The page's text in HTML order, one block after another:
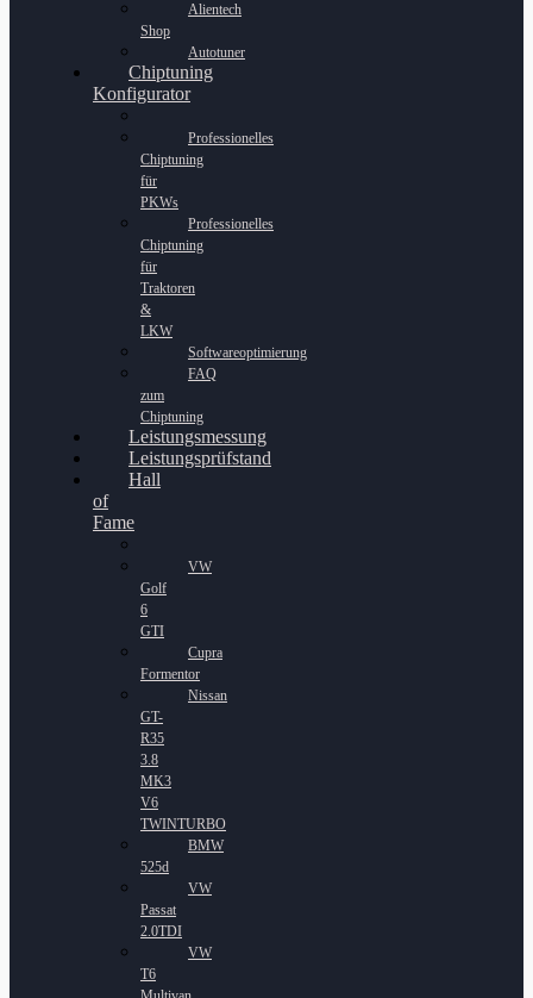
Alientech
Shop
Autotuner
Chiptuning
Konfigurator
Professionelles
Chiptuning
für
PKWs
Professionelles
Chiptuning
für
Traktoren
&
LKW
Softwareoptimierung
FAQ
zum
Chiptuning
Leistungsmessung
Leistungsprüfstand
Hall
of
Fame
VW
Golf
6
GTI
Cupra
Formentor
Nissan
GT-
R35
3.8
MK3
V6
TWINTURBO
BMW
525d
VW
Passat
2.0TDI
VW
T6